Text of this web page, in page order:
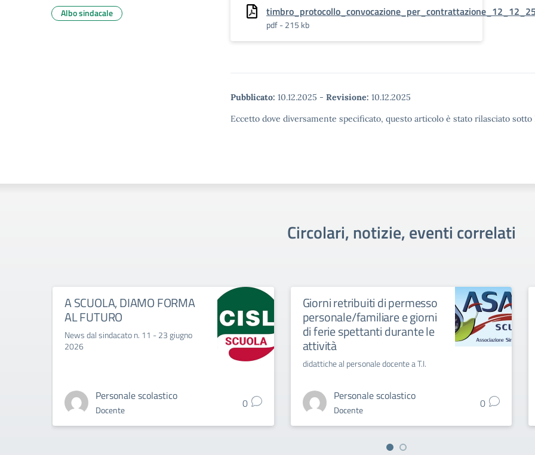
pdf - 215 kb
Pubblicato: 10.12.2025 - Revisione: 10.12.2025
Eccetto dove diversamente specificato, questo articolo è stato rilasciato
Albo sindacale
Circolari, notizie, eventi correlati
A SCUOLA, DIAMO FORMA
AL FUTURO
News dal sindacato n. 11 - 23 giugno
2026
Personale scolastico
Docente 0
Giorni retribuiti di permesso
personale/familiare e giorni
di ferie spettanti durante le
attività
didattiche al personale docente a T.I.
Personale scolastico
Docente 0